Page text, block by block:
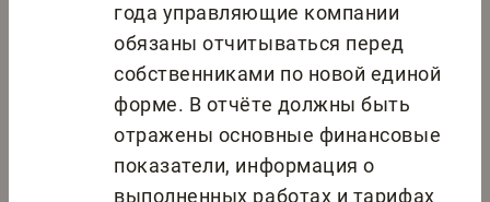
года управляющие компании
обязаны отчитываться перед
собственниками по новой единой
форме. В отчёте должны быть
отражены основные финансовые
показатели, информация о
выполненных работах и тарифах